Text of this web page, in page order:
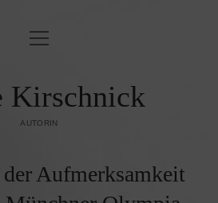
BLINDLINGS
Menü
öffnen
Kirschnick
AUTORIN
Aufmerksamkeit